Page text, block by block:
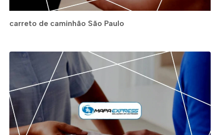
carreto de caminhão São Paulo